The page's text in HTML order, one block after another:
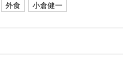
外食 小倉健一